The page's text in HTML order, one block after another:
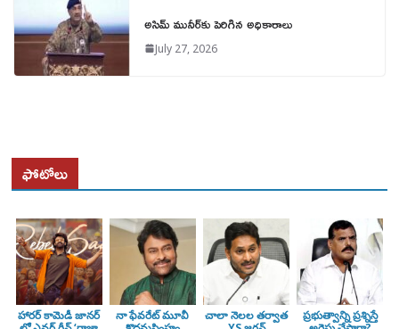
అసిమ్ మునీర్‌కు పెరిగిన అధికారాలు
July 27, 2026
ఫోటోలు
హారర్ కామెడీ జానర్
నా ఫేవరేట్ మూవీ
చాలా నెలల తర్వాత
ప్రభుత్వాన్ని ప్రశ్నిస్తే